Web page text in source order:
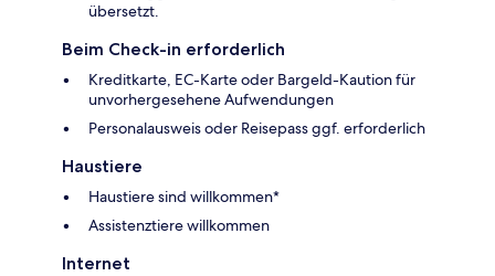
übersetzt.
Beim Check-in erforderlich
Kreditkarte, EC-Karte oder Bargeld-Kaution für
unvorhergesehene Aufwendungen
Personalausweis oder Reisepass ggf. erforderlich
Haustiere
Haustiere sind willkommen*
Assistenztiere willkommen
Internet